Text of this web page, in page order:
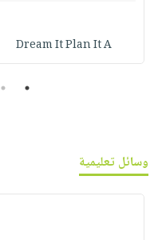
Dream It Plan It A
1
2
وسائل تعليمية